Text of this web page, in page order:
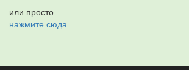
или просто
нажмите сюда